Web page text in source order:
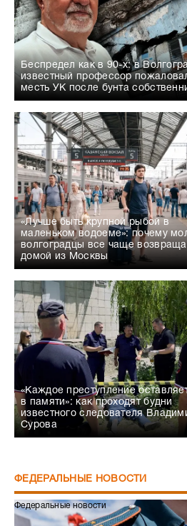
Беспредел как в 90-х: в
известный профессор
месть УК после бунта
«Лучше быть крупной рыбой в
маленьком водоеме»: почему
волгоградцы все чаще
домой из Москвы
«Каждое преступление
в памяти»: как проходят будни
известного следователя
Сурова
ФЕДЕРАЛЬНЫЕ НОВОСТИ
Федеральные новости